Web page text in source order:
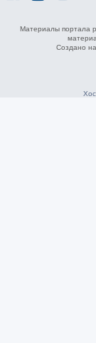
Материалы портала
Создано